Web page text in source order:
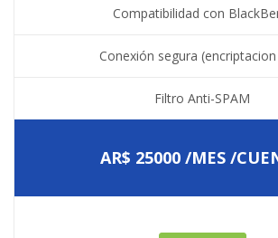
Compatibilidad con
Conexión segura (encriptacion
Filtro Anti-SPAM
AR$ 25000 /MES /